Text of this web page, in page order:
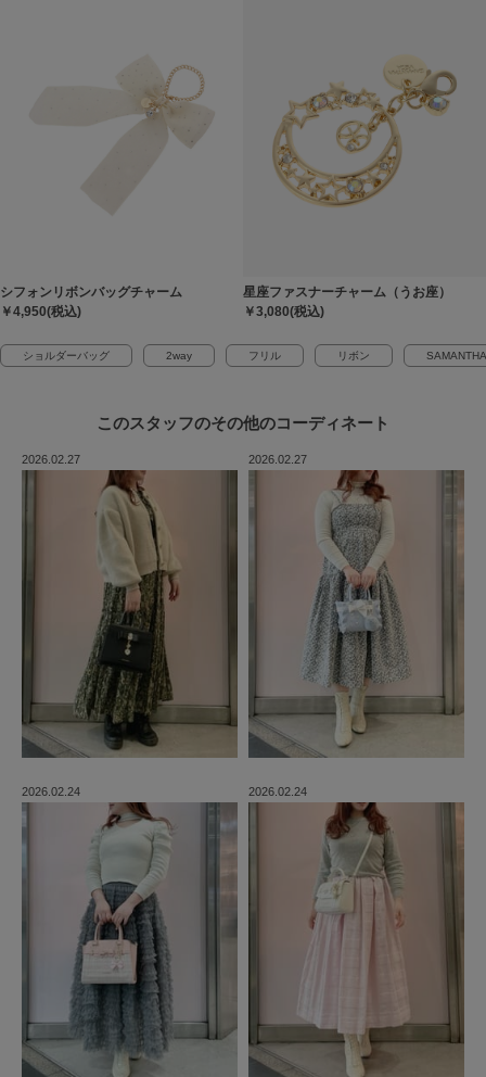
シフォンリボンバッグチャーム
￥4,950(税込)
星座ファスナーチャーム（うお座）
￥3,080(税込)
ショルダーバッグ 2way フリル リボン
このスタッフのその他のコーディネート
2026.02.27 2026.02.27
2026.02.24 2026.02.24